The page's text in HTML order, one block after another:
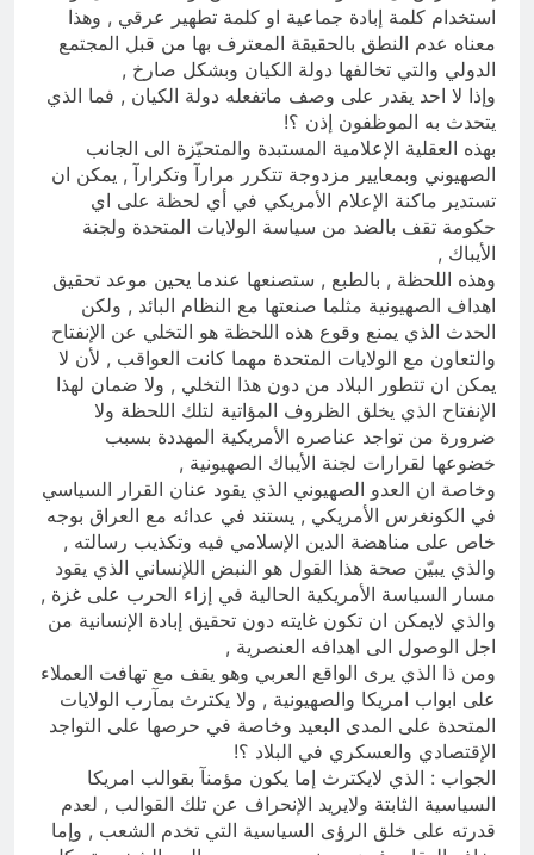
استخدام كلمة إبادة جماعية او كلمة تطهير عرقي , وهذا
معناه عدم النطق بالحقيقة المعترف بها من قبل المجتمع
الدولي والتي تخالفها دولة الكيان وبشكل صارخ ,
وإذا لا احد يقدر على وصف ماتفعله دولة الكيان , فما الذي
يتحدث به الموظفون إذن ؟!
بهذه العقلية الإعلامية المستبدة والمتحيّزة الى الجانب
الصهيوني وبمعايير مزدوجة تتكرر مرارآ وتكرارآ , يمكن ان
تستدير ماكنة الإعلام الأمريكي في أي لحظة على اي
حكومة تقف بالضد من سياسة الولايات المتحدة ولجنة
الأيباك ,
وهذه اللحظة , بالطبع , ستصنعها عندما يحين موعد تحقيق
اهداف الصهيونية مثلما صنعتها مع النظام البائد , ولكن
الحدث الذي يمنع وقوع هذه اللحظة هو التخلي عن الإنفتاح
والتعاون مع الولايات المتحدة مهما كانت العواقب , لأن لا
يمكن ان تتطور البلاد من دون هذا التخلي , ولا ضمان لهذا
الإنفتاح الذي يخلق الظروف المؤاتية لتلك اللحظة ولا
ضرورة من تواجد عناصره الأمريكية المهددة بسبب
خضوعها لقرارات لجنة الأيباك الصهيونية ,
وخاصة ان العدو الصهيوني الذي يقود عنان القرار السياسي
في الكونغرس الأمريكي , يستند في عدائه مع العراق بوجه
خاص على مناهضة الدين الإسلامي فيه وتكذيب رسالته ,
والذي يبيّن صحة هذا القول هو النبض اللإنساني الذي يقود
مسار السياسة الأمريكية الحالية في إزاء الحرب على غزة ,
والذي لايمكن ان تكون غايته دون تحقيق إبادة الإنسانية من
اجل الوصول الى اهدافه العنصرية ,
ومن ذا الذي يرى الواقع العربي وهو يقف مع تهافت العملاء
على ابواب امريكا والصهيونية , ولا يكترث بمآرب الولايات
المتحدة على المدى البعيد وخاصة في حرصها على التواجد
الإقتصادي والعسكري في البلاد ؟!
الجواب : الذي لايكترث إما يكون مؤمنآ بقوالب امريكا
السياسية الثابتة ولايريد الإنحراف عن تلك القوالب , لعدم
قدرته على خلق الرؤى السياسية التي تخدم الشعب , وإما